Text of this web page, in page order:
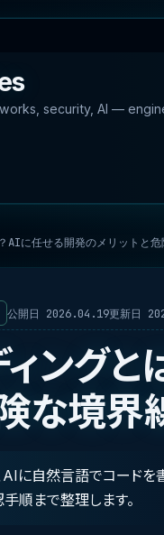
security, AI —
AIに任せる開発のメリットと危
公開日 2026.04.19更新日
ング
な境界
AIに自然言語でコードを
順まで整理します。